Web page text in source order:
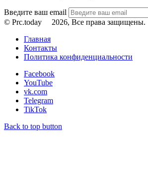
Введите ваш email
© Prc.today
2026, Все права защищены.
Главная
Контакты
Политика конфиденциальности
Facebook
YouTube
vk.com
Telegram
TikTok
Back to top button